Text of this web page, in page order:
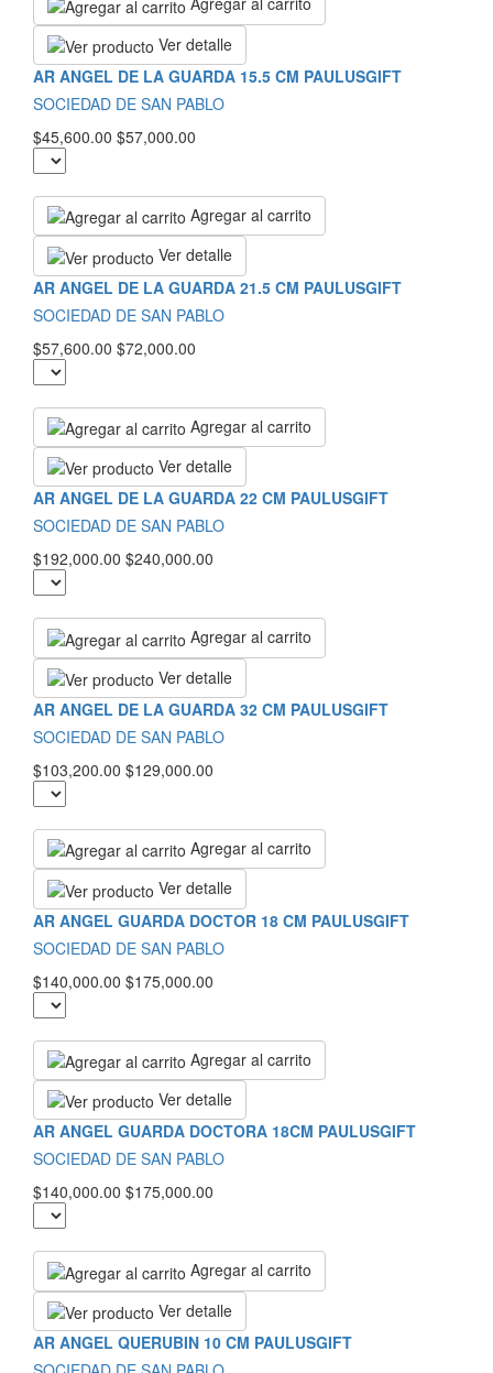
Ver detalle
AR ANGEL DE LA GUARDA 15.5 CM PAULUSGIFT
SOCIEDAD DE SAN PABLO
$45,600.00 $57,000.00
Agregar al carrito
Ver detalle
AR ANGEL DE LA GUARDA 21.5 CM PAULUSGIFT
SOCIEDAD DE SAN PABLO
$57,600.00 $72,000.00
Agregar al carrito
Ver detalle
AR ANGEL DE LA GUARDA 22 CM PAULUSGIFT
SOCIEDAD DE SAN PABLO
$192,000.00 $240,000.00
Agregar al carrito
Ver detalle
AR ANGEL DE LA GUARDA 32 CM PAULUSGIFT
SOCIEDAD DE SAN PABLO
$103,200.00 $129,000.00
Agregar al carrito
Ver detalle
AR ANGEL GUARDA DOCTOR 18 CM PAULUSGIFT
SOCIEDAD DE SAN PABLO
$140,000.00 $175,000.00
Agregar al carrito
Ver detalle
AR ANGEL GUARDA DOCTORA 18CM PAULUSGIFT
SOCIEDAD DE SAN PABLO
$140,000.00 $175,000.00
Agregar al carrito
Ver detalle
AR ANGEL QUERUBIN 10 CM PAULUSGIFT